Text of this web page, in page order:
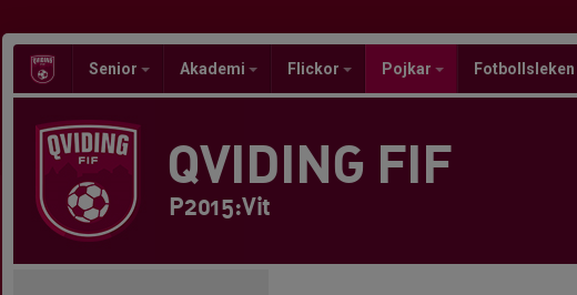
Senior Akademi Flickor Pojkar Fotbollsleken
QVIDING FIF
P2015:Vit